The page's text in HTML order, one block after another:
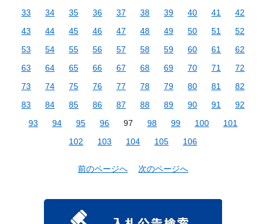
33
34 35 36 37 38 39 40 41
42
43
44 45 46 47 48 49 50 51
52
53
54 55 56 57 58 59 60 61
62
63
64 65 66 67 68 69 70 71
72
73
74 75 76 77 78 79 80 81
82
83
84 85 86 87 88 89 90 91
92
93
94 95 96 97 98 99 100
101
102
103 104 105 106
前のページへ 次のページへ